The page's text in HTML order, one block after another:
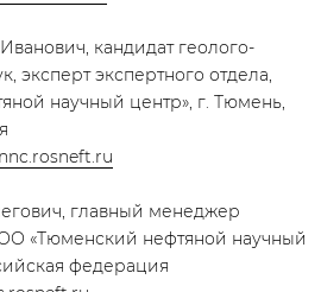
кандидат геолого-
эксперт экспертного отдела,
научный центр», г. Тюмень,
главный менеджер
«Тюменский нефтяной научный
федерация